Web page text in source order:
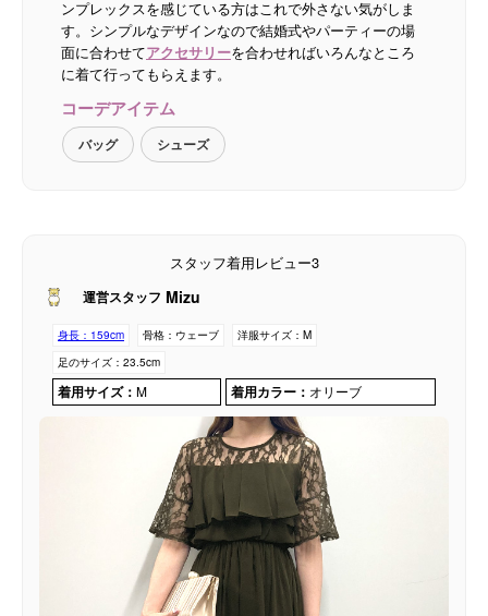
ンプレックスを感じている方はこれで外さない気がしま
す。シンプルなデザインなので結婚式やパーティーの場
面に合わせてアクセサリーを合わせればいろんなところ
に着て行ってもらえます。
コーデアイテム
バッグ シューズ
スタッフ着用レビュー3
運営スタッフ Mizu
身長： 159cm 骨格： ウェーブ 洋服サイズ： M
足のサイズ： 23.5cm
着用サイズ： M 着用カラー： オリーブ